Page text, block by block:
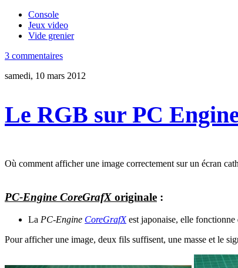
Console
Jeux video
Vide grenier
3 commentaires
samedi, 10 mars 2012
Le RGB sur PC
Où comment afficher une image correctement sur un écran
PC-Engine CoreGrafX originale :
La PC-Engine CoreGrafXest japonaise, elle
Pour afficher une image, deux fils suffisent, une masse et le